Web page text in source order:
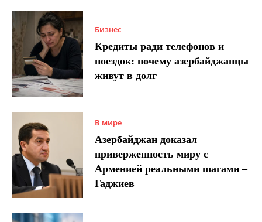
Бизнес
Кредиты ради телефонов и
поездок: почему азербайджанцы
живут в долг
В мире
Азербайджан доказал
приверженность миру с
Арменией реальными шагами –
Гаджиев